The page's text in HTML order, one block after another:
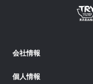
会社情報
個人情報